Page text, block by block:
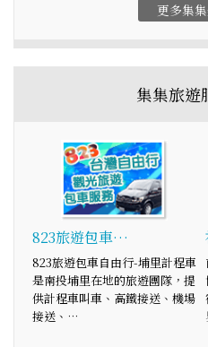
更多集
集集旅遊
823旅遊包車…
823旅遊包車自由行-埔里計程車
是南投埔里在地的旅遊團隊，提
供計程車叫車、高鐵接送、機場
接送、…